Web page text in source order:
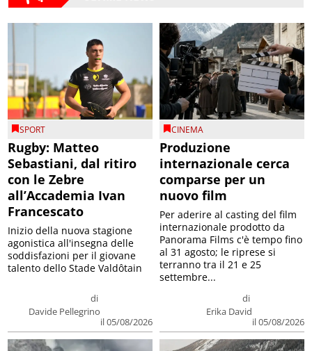
SPORT
Rugby: Matteo
Sebastiani, dal ritiro
con le Zebre
all’Accademia Ivan
Francescato
di
Davide Pellegrino
il 05/08/2026
Inizio della nuova stagione
agonistica all'insegna delle
soddisfazioni per il giovane
talento dello Stade Valdôtain
CINEMA
Produzione
internazionale cerca
comparse per un
nuovo film
di
Erika David
il 05/08/2026
Per aderire al casting del film
internazionale prodotto da
Panorama Films c'è tempo fino
al 31 agosto; le riprese si
terranno tra il 21 e 25
settembre...